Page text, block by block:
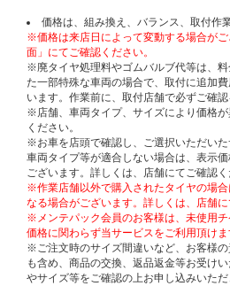
価格は、組み換え、バランス、取付作
※価格は来店日によって変動する場合が
面」にてご確認ください。
※廃タイヤ処理料やゴムバルブ代等は、
た一部特殊な車両の場合で、取付に追加
います。作業前に、取付店舗で必ずご確認
※店舗、車両タイプ、サイズにより価格
ください。
※お車を店頭で確認し、ご選択いただいた
車両タイプ等が適合しない場合は、表示
ございます。詳しくは、店舗にてご確認く
※作業店舗以外で購入されたタイヤの場
なる場合がございます。詳しくは、店舗に
※メンテパック会員のお客様は、未使用
価格に関わらず当サービスをご利用頂けま
※ご注文時のサイズ間違いなど、お客様
も含め、商品の交換、返品返金等お受け
やサイズ等をご確認の上お申し込みいただ